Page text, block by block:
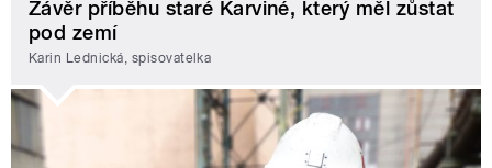
Závěr příběhu staré Karviné, který měl zůstat
pod zemí
Karin Lednická, spisovatelka